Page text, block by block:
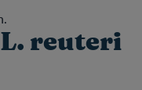
reuteri